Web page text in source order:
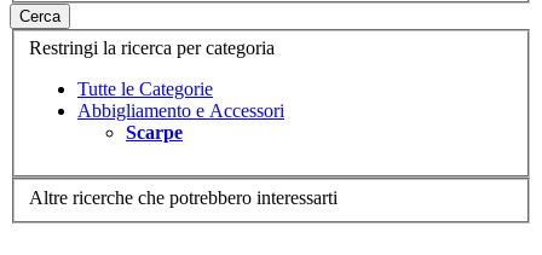
Cerca
Restringi la ricerca per categoria
Tutte le Categorie
Abbigliamento e Accessori
Scarpe
Altre ricerche che potrebbero interessarti